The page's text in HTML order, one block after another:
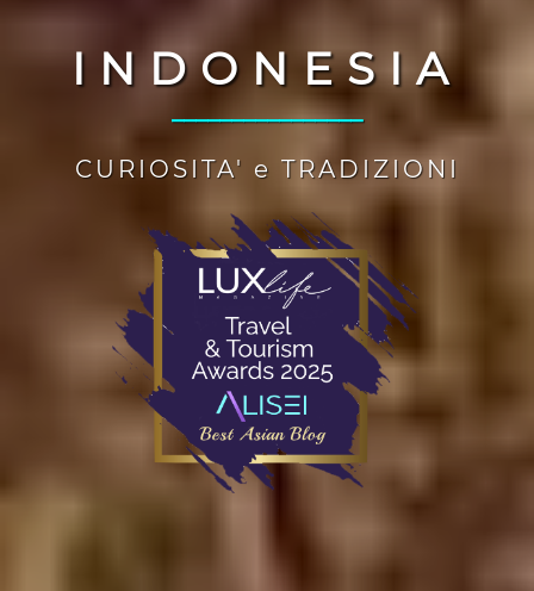
INDONESIA
________________
CURIOSITA' e TRADIZIONI